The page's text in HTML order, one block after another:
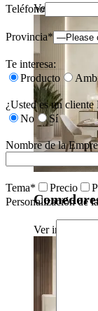
Ver
Ver
Teléfono
Provincia*
Te interesa:
Producto
¿Usted es un cliente
No
Sí
Nombre de la
Tema* Precio
Personalización de